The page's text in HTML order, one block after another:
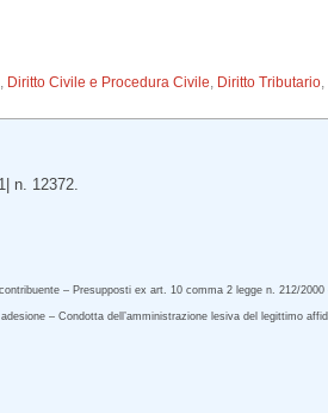
, Diritto Civile e Procedura Civile, Diritto Tributario,
n. 12372.
– Presupposti ex art. 10 comma 2 legge n. 212/
– Condotta dell’amministrazione lesiva del legittimo